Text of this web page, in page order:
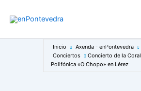
Inicio
Axenda - enPontevedra
Conciertos
Concierto de la Coral
Polifónica «O Chopo» en Lérez